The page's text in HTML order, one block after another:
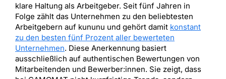
klare Haltung als Arbeitgeber. Seit fünf Jahren in
Folge zählt das Unternehmen zu den beliebtesten
Arbeitgebern auf kununu und gehört damit konstant
zu den besten fünf Prozent aller bewerteten
Unternehmen. Diese Anerkennung basiert
ausschließlich auf authentischen Bewertungen von
Mitarbeitenden und Bewerber:innen. Sie zeigt, dass